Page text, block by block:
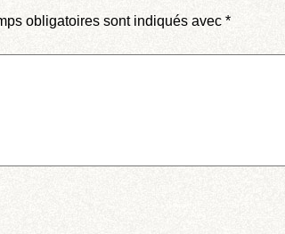
obligatoires sont indiqués avec *